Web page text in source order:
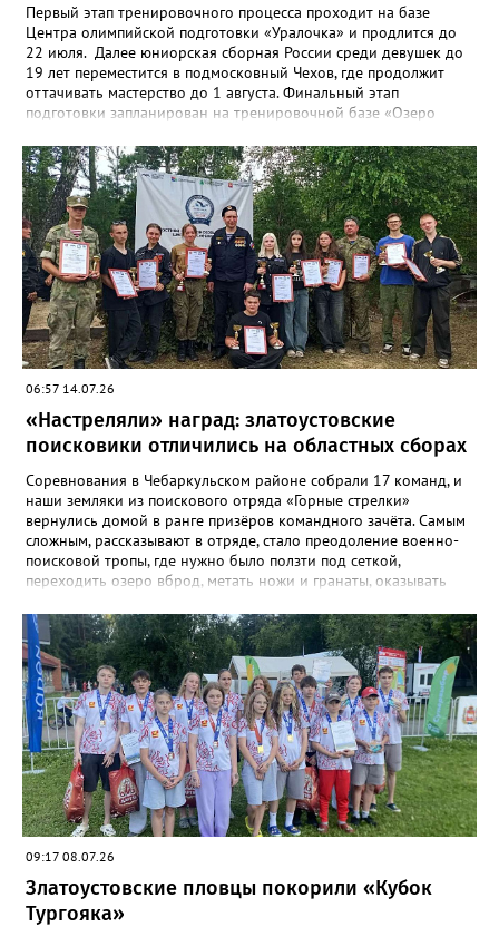
Первый этап тренировочного процесса проходит на базе
Центра олимпийской подготовки «Уралочка» и продлится до
22 июля. Далее юниорская сборная России среди девушек до
19 лет переместится в подмосковный Чехов, где продолжит
оттачивать мастерство до 1 августа. Финальный этап
подготовки запланирован на тренировочной базе «Озеро
испанском городе Пуэрто-де-ла-Крус. Национальную сборную
на этом турнире возглавит тренер златоустовской «Уралочки»
Дмитрий Андреев.
06:57 14.07.26
«Настреляли» наград: златоустовские
поисковики отличились на областных сборах
Соревнования в Чебаркульском районе собрали 17 команд, и
наши земляки из поискового отряда «Горные стрелки»
вернулись домой в ранге призёров командного зачёта. Самым
сложным, рассказывают в отряде, стало преодоление военно-
поисковой тропы, где нужно было ползти под сеткой,
переходить озеро вброд, метать ножи и гранаты, оказывать
экспедициями и тренировками старшие «Горные стрелки»
финишировали вторыми, а их товарищи из средней группы –
третьими. В соревновательной программе были и визитка, и
видеоролик, а также викторина, конкурс музейных
экспотнатов и «профессиональный» этап под названием
«Эксгумация. Документирование работ», где средняя группа
лидировала, а старшие взяли бронзу. Всего «Горные стрелки»
привезли 13 наград разного достоинства. В средней группе
представители отряда стали вице-чемпионами, в старшей –
замкнули тройку лучших.
09:17 08.07.26
Златоустовские пловцы покорили «Кубок
Тургояка»